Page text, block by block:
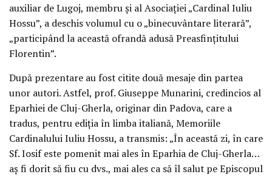
auxiliar de Lugoj, membru și al Asociației „Cardinal Iuliu
Hossu”, a deschis volumul cu o „binecuvântare literară”,
„participând la această ofrandă adusă Preasfințitului
Florentin”.
După prezentare au fost citite două mesaje din partea
unor autori. Astfel, prof. Giuseppe Munarini, credincios al
Eparhiei de Cluj-Gherla, originar din Padova, care a
tradus, pentru ediția în limba italiană, Memoriile
Cardinalului Iuliu Hossu, a transmis: „În această zi, în care
Sf. Iosif este pomenit mai ales în Eparhia de Cluj-Gherla…
aș fi dorit să fiu cu dvs., mai ales ca să îl salut pe Episcopul